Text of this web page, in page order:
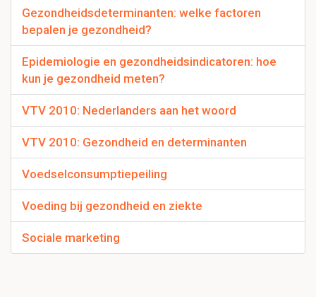
Gezondheidsdeterminanten: welke factoren
bepalen je gezondheid?
Epidemiologie en gezondheidsindicatoren: hoe
kun je gezondheid meten?
VTV 2010: Nederlanders aan het woord
VTV 2010: Gezondheid en determinanten
Voedselconsumptiepeiling
Voeding bij gezondheid en ziekte
Sociale marketing